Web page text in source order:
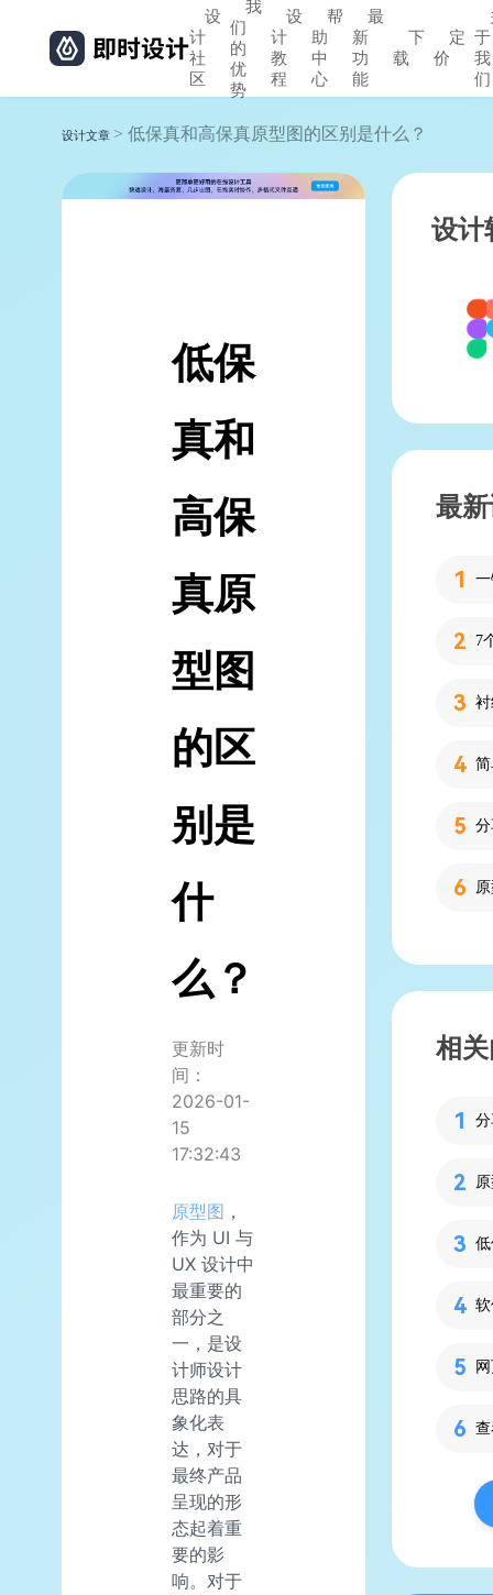
设
计
社
区
我
们
的
优
势
设
计
教
程
帮
助
中
心
最
新
功
能
下
载
定
价
于
我
们
设计文章 > 低保真和高保真原型图的区别是什么？
低保
真和
高保
真原
型图
的区
别是
什
么？
更新时
间：
2026-01-
15
17:32:43
原型图 ，
作为 UI 与
UX 设计中
最重要的
部分之
一，是设
计师设计
思路的具
象化表
达，对于
最终产品
呈现的形
态起着重
要的影
响。对于
设计
最
7
相